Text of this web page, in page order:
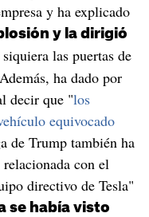
y ha explicado
y la dirigió
las puertas de
ha dado por
decir que "los
equivocado
de Trump también ha
con el
directivo de Tesla"
se había visto